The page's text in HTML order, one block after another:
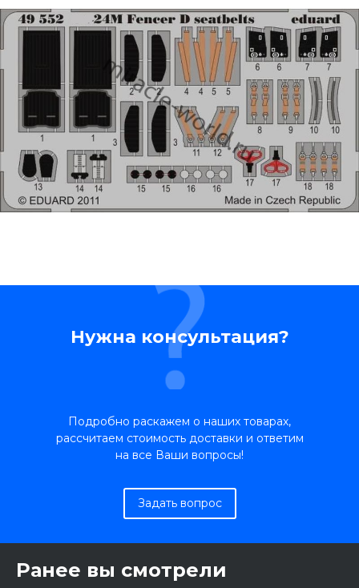
Нужна консультация?
Подробно раскажем о наших товарах,
рассчитаем стоимость доставки и ответим
на все Ваши вопросы!
Задать вопрос
Ранее вы смотрели